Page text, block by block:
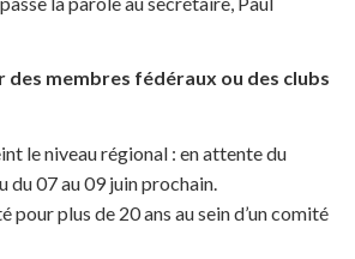
des membres fédéraux ou des clubs
le niveau régional : en attente du
du 07 au 09 juin prochain.
plus de 20 ans au sein d’un comité